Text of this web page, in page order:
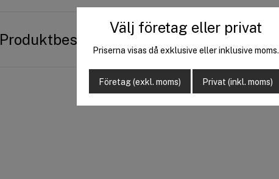
Produktbeskrivning
Välj företag eller privat
Priserna visas då exklusive eller inklusive moms.
Företag (exkl. moms) Privat (inkl. moms)